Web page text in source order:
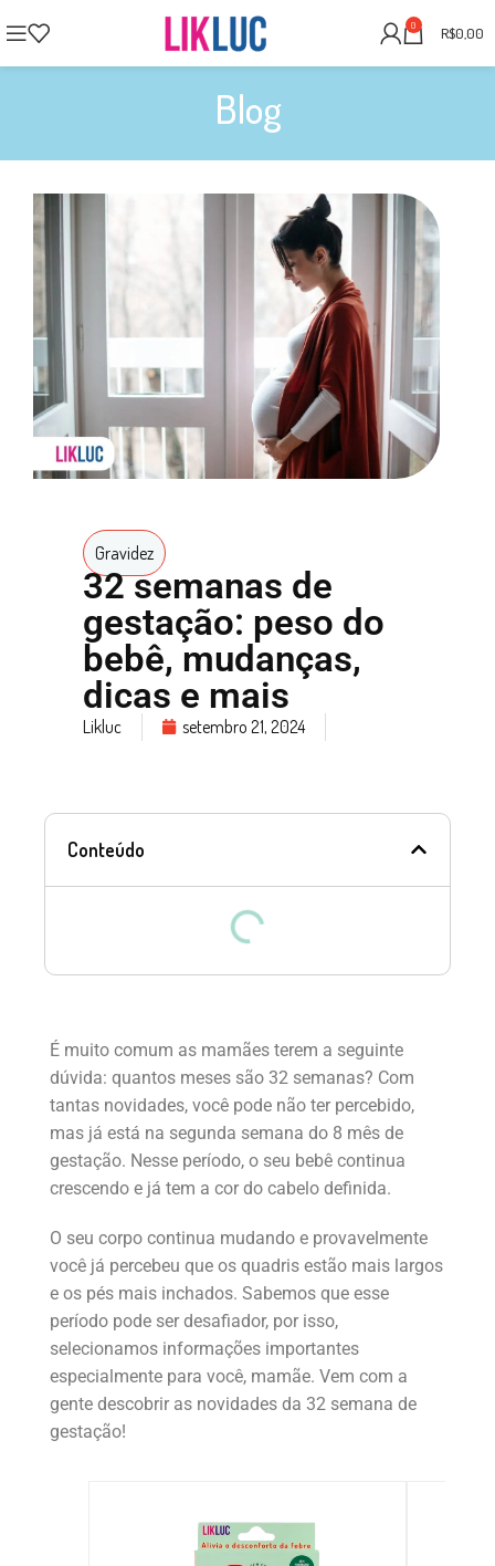
0 R$0,00
Blog
Gravidez
32 semanas de
gestação: peso do
bebê, mudanças,
dicas e mais
Likluc setembro 21, 2024
Conteúdo
É muito comum as mamães terem a seguinte
dúvida: quantos meses são 32 semanas? Com
tantas novidades, você pode não ter percebido,
mas já está na segunda semana do 8 mês de
gestação. Nesse período, o seu bebê continua
crescendo e já tem a cor do cabelo definida.
O seu corpo continua mudando e provavelmente
você já percebeu que os quadris estão mais largos
e os pés mais inchados. Sabemos que esse
período pode ser desafiador, por isso,
selecionamos informações importantes
especialmente para você, mamãe. Vem com a
gente descobrir as novidades da 32 semana de
gestação!